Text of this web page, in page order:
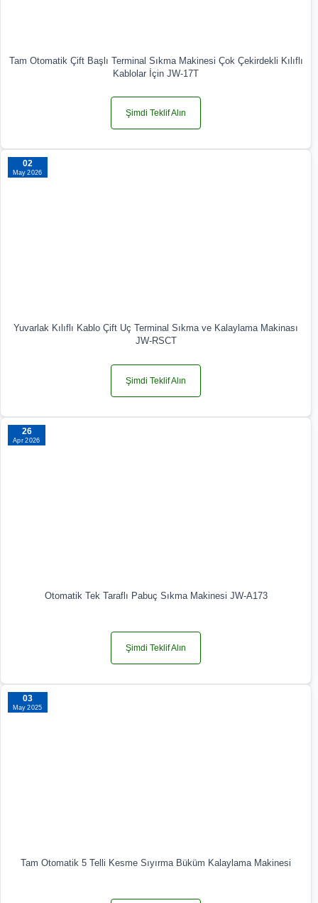
Tam Otomatik Çift Başlı Terminal Sıkma Makinesi Çok Çekirdekli Kılıflı
Kablolar İçin JW-17T
Şimdi Teklif Alın
02
May 2026
Yuvarlak Kılıflı Kablo Çift Uç Terminal Sıkma ve Kalaylama Makinası
JW-RSCT
Şimdi Teklif Alın
26
Apr 2026
Otomatik Tek Taraflı Pabuç Sıkma Makinesi JW-A173
Şimdi Teklif Alın
03
May 2025
Tam Otomatik 5 Telli Kesme Sıyırma Büküm Kalaylama Makinesi